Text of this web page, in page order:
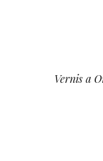
Vernis a